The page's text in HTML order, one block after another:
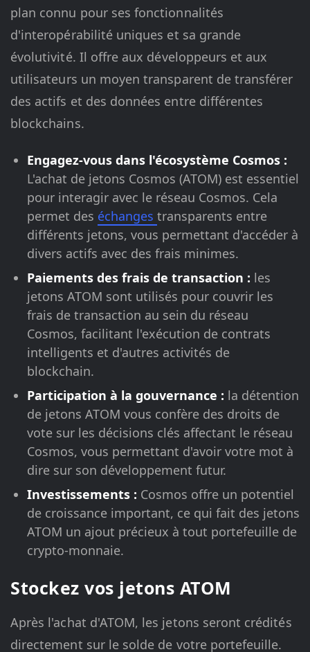
plan connu pour ses fonctionnalités
d'interopérabilité uniques et sa grande
évolutivité. Il offre aux développeurs et aux
utilisateurs un moyen transparent de transférer
des actifs et des données entre différentes
blockchains.
Engagez-vous dans l'écosystème Cosmos :
L'achat de jetons Cosmos (ATOM) est essentiel
pour interagir avec le réseau Cosmos. Cela
permet des échanges transparents entre
différents jetons, vous permettant d'accéder à
divers actifs avec des frais minimes.
Paiements des frais de transaction : les
jetons ATOM sont utilisés pour couvrir les
frais de transaction au sein du réseau
Cosmos, facilitant l'exécution de contrats
intelligents et d'autres activités de
blockchain.
Participation à la gouvernance : la détention
de jetons ATOM vous confère des droits de
vote sur les décisions clés affectant le réseau
Cosmos, vous permettant d'avoir votre mot à
dire sur son développement futur.
Investissements : Cosmos offre un potentiel
de croissance important, ce qui fait des jetons
ATOM un ajout précieux à tout portefeuille de
crypto-monnaie.
Stockez vos jetons ATOM
Après l'achat d'ATOM, les jetons seront crédités
directement sur le solde de votre portefeuille.